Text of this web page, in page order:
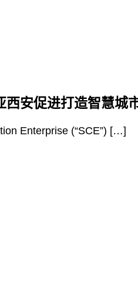
西安促进打造智慧城
Enterprise (“SCE”) […]